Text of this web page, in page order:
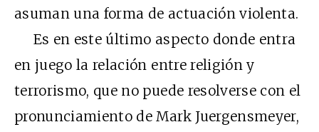
asuman una forma de actuación violenta.
Es en este último aspecto donde entra
en juego la relación entre religión y
terrorismo, que no puede resolverse con el
pronunciamiento de Mark Juergensmeyer,